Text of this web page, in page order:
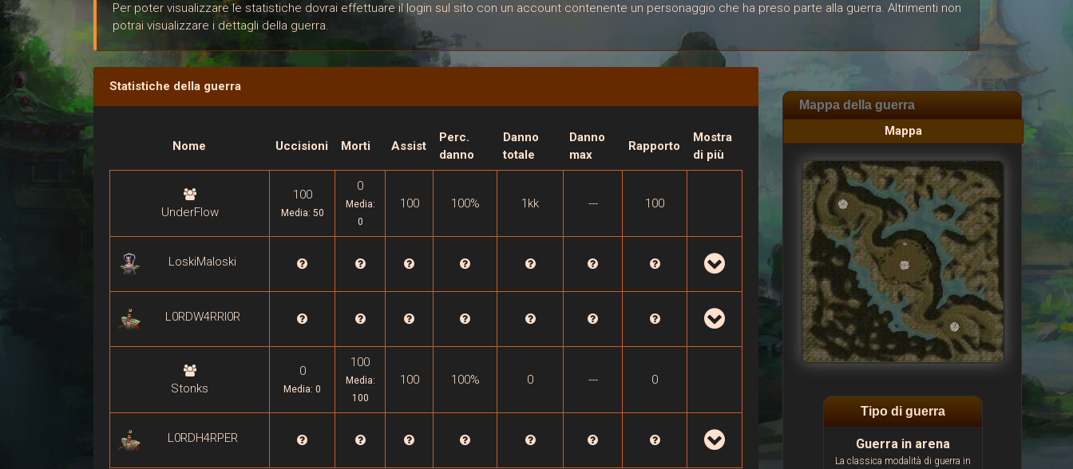
Per poter visualizzare le statistiche dovrai effettuare il login sul sito con un account contenente un personaggio che ha preso parte alla guerra. Altrimenti non
potrai visualizzare i dettagli della guerra.
Statistiche della guerra
Nome Uccisioni Morti Assist
Perc.
danno
Danno
totale
Danno
max
Rapporto
Mostra
di più
UnderFlow
100
Media: 50
0
Media:
0
100 100% 1kk --- 100
LoskiMaloski 
L0RDW4RRI0R 
Stonks
0
Media: 0
100
Media:
100
100 100% 0 --- 0
L0RDH4RPER 
Mappa della guerra
Mappa
Tipo di guerra
Guerra in arena
La classica modalità di guerra in